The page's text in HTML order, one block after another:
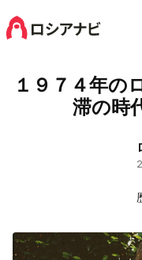
１９７４年の
滞の時